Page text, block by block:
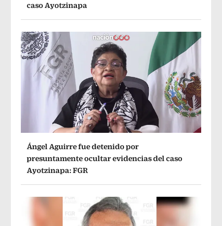
caso Ayotzinapa
Ángel Aguirre fue detenido por
presuntamente ocultar evidencias del caso
Ayotzinapa: FGR